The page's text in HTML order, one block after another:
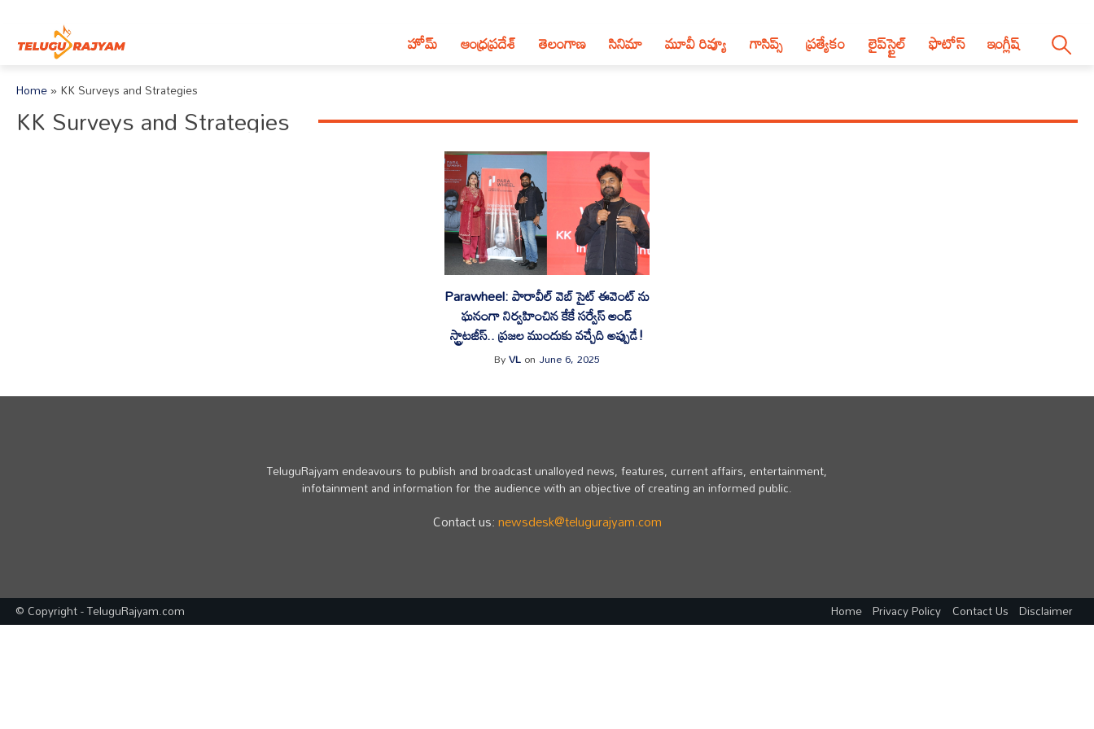
హోమ్ ఆంధ్ర‌ప్ర‌దేశ్‌ తెలంగాణ‌ సినిమా మూవీ రివ్యూ గాసిప్స్ ప్రత్యేకం లైప్‌స్టైల్‌ ఫొటోస్ ఇంగ్లీష్
Home»KK Surveys and Strategies
KK Surveys and Strategies
Parawheel: పారావీల్ వెబ్ సైట్ ఈవెంట్ ను
ఘనంగా నిర్వహించిన కేకే సర్వేస్ అండ్
స్ట్రాటజీస్.. ప్రజల ముందుకు వచ్చేది అప్పుడే!
ByVLon June 6, 2025
TeluguRajyam endeavours to publish and broadcast unalloyed news, features, current affairs, entertainment,
infotainment and information for the audience with an objective of creating an informed public.
Contact us:newsdesk@telugurajyam.com
Home Privacy Policy Contact Us Disclaimer
© Copyright - TeluguRajyam.com